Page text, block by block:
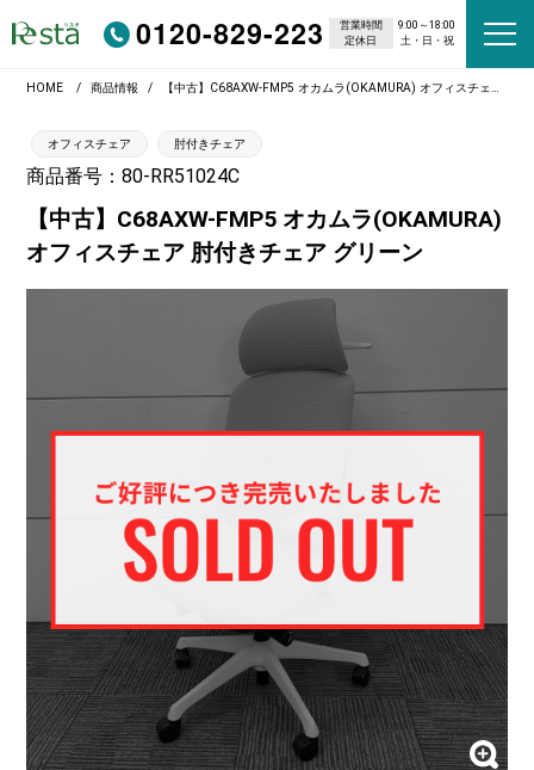
0120-829-223 営業時間
9:00～18:00
定休日
土・日・祝
HOME 商品情報 【中古】C68AXW-FMP5 オカムラ(OKAMURA) オフィスチェア 肘付きチェア グリーン
オフィスチェア 肘付きチェア
商品番号：80-RR51024C
【中古】C68AXW-FMP5 オカムラ(OKAMURA)
オフィスチェア 肘付きチェア グリーン